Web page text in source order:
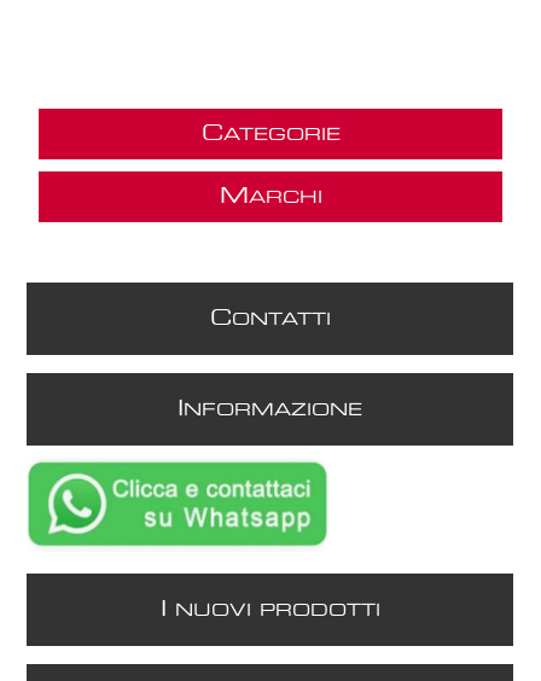
CATEGORIE
M ARCHI
CONTATTI
NFORMAZIONE
NUOVI PRODOTTI